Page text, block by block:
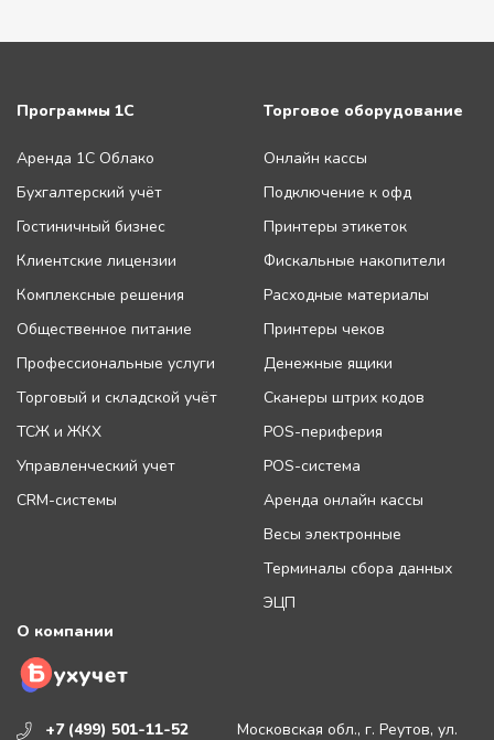
+7 (499) 501-11-52 Московская обл., г. Реутов, ул.
Программы 1С
Аренда 1С Облако
Бухгалтерский учёт
Гостиничный бизнес
Клиентские лицензии
Комплексные решения
Общественное питание
Профессиональные услуги
Торговый и складской учёт
ТСЖ и ЖКХ
Управленческий учет
CRM-системы
Торговое оборудование
Онлайн кассы
Подключение к офд
Принтеры этикеток
Фискальные накопители
Расходные материалы
Принтеры чеков
Денежные ящики
Сканеры штрих кодов
POS-периферия
POS-система
Аренда онлайн кассы
Весы электронные
Терминалы сбора данных
ЭЦП
О компании